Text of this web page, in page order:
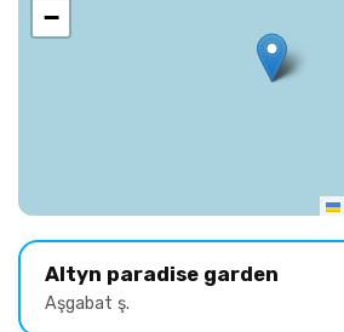
−
Altyn paradise garden
Aşgabat ş.